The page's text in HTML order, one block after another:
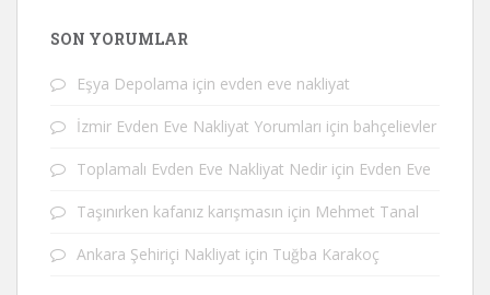
SON YORUMLAR
Eşya Depolama için evden eve nakliyat
İzmir Evden Eve Nakliyat Yorumları için bahçelievler
Toplamalı Evden Eve Nakliyat Nedir için Evden Eve
Taşınırken kafanız karışmasın için Mehmet Tanal
Ankara Şehiriçi Nakliyat için Tuğba Karakoç